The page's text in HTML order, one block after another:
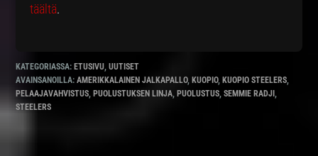
täältä.
KATEGORIASSA: ETUSIVU,UUTISET
AVAINSANOILLA:AMERIKKALAINEN JALKAPALLO, KUOPIO, KUOPIO STEELERS,
PELAAJAVAHVISTUS, PUOLUSTUKSEN LINJA, PUOLUSTUS,SEMMIE RADJI,
STEELERS